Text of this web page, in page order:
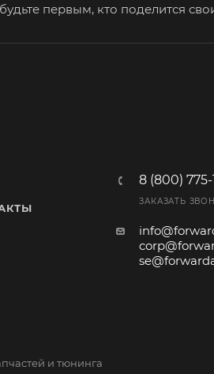
первым, кто поделится
8 (800) 775-
ЗАКАЗАТЬ
и тюнинга